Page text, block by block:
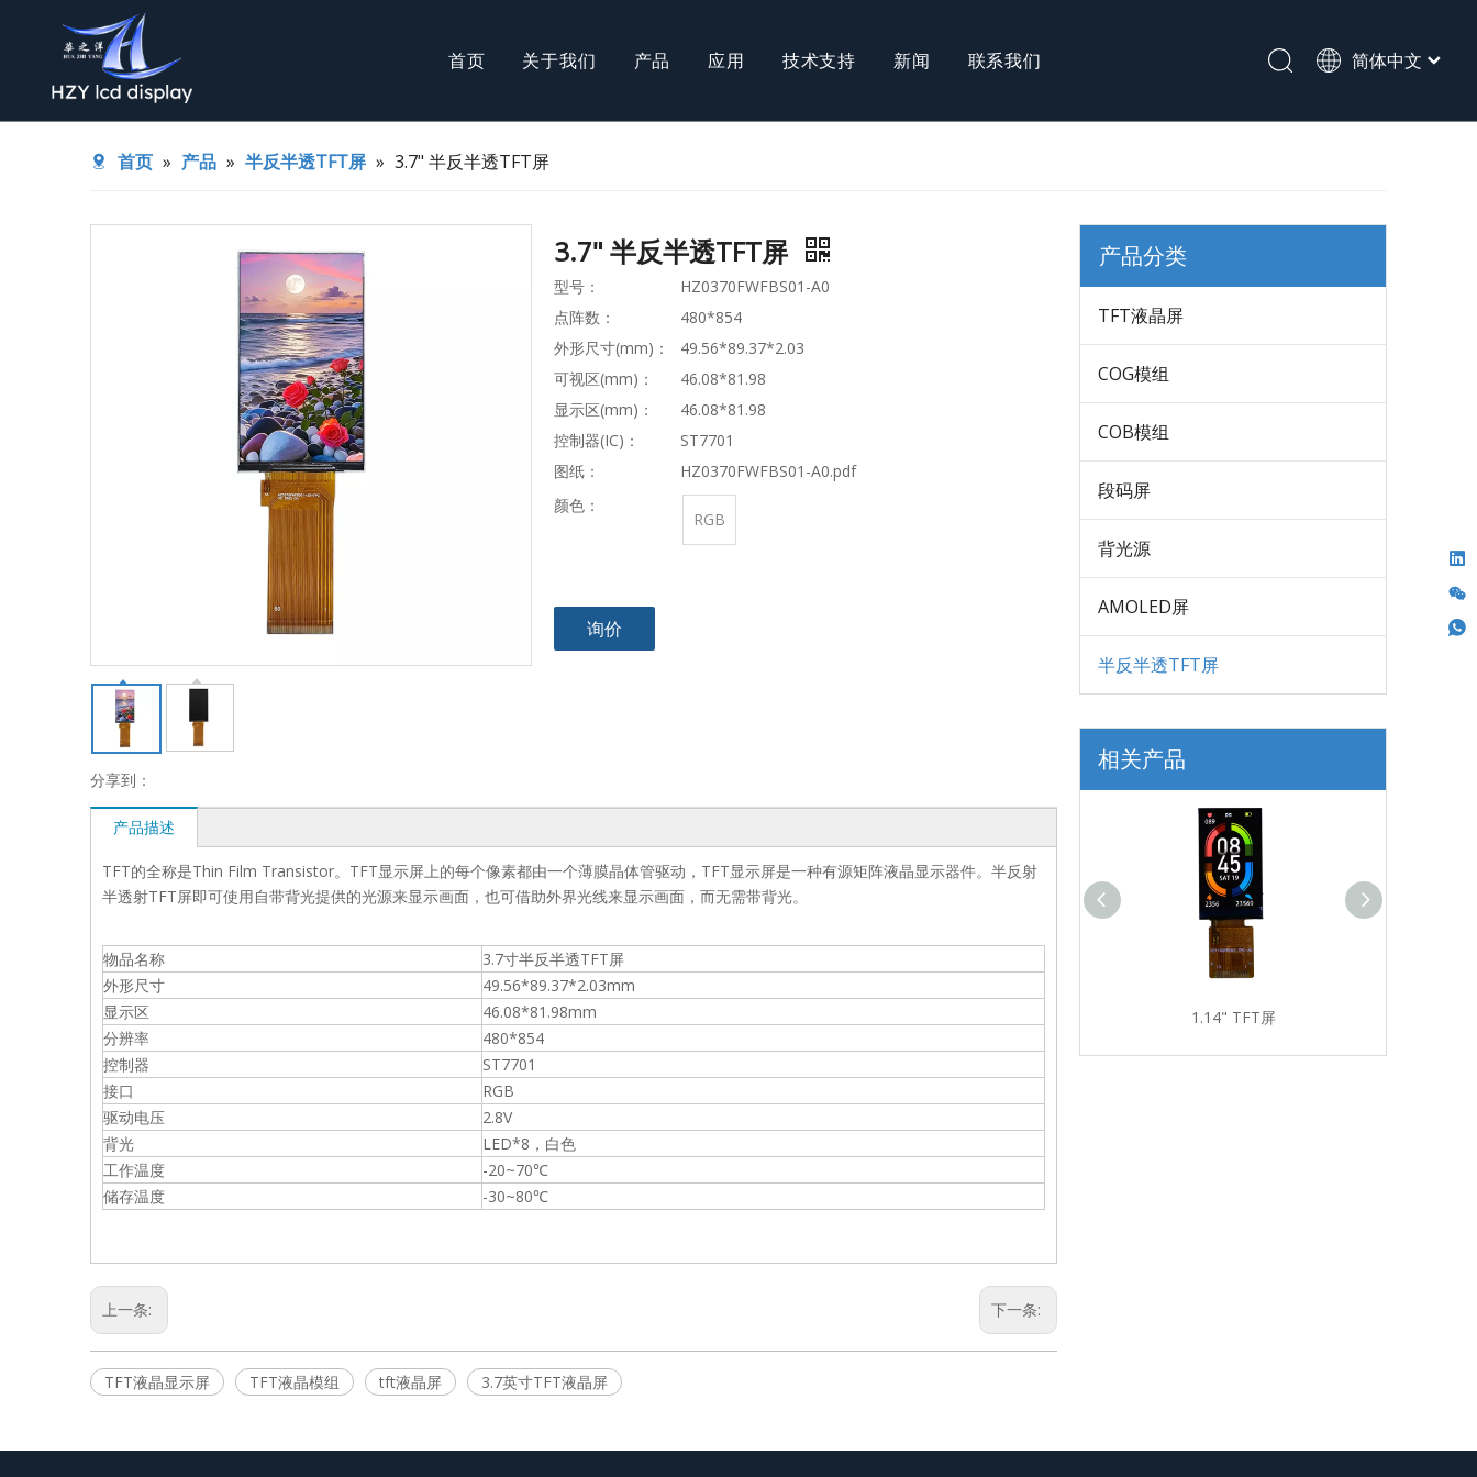
首页 关于我们 产品 应用 技术支持 新闻 联系我们 简体中文
首页 » 产品 » 半反半透TFT屏 » 3.7" 半反半透TFT屏
分享到：
3.7" 半反半透TFT屏
型号：
HZ0370FWFBS01-A0
点阵数：
480*854
外形尺寸(mm)：
49.56*89.37*2.03
可视区(mm)：
46.08*81.98
显示区(mm)：
46.08*81.98
控制器(IC)：
ST7701
图纸：
HZ0370FWFBS01-A0.pdf
颜色：
RGB
询价
产品描述
TFT的全称是Thin Film Transistor。TFT显示屏上的每个像素都由一个薄膜晶体管驱动，TFT显示屏是一种有源矩阵液晶显示器件。半反射
半透射TFT屏即可使用自带背光提供的光源来显示画面，也可借助外界光线来显示画面，而无需带背光。
物品名称
3.7寸半反半透TFT屏
外形尺寸
49.56*89.37*2.03mm
显示区
46.08*81.98mm
分辨率
480*854
控制器
ST7701
接口
RGB
驱动电压
2.8V
背光
LED*8，白色
工作温度
-20~70℃
储存温度
-30~80℃
上一条: 下一条:
TFT液晶显示屏 TFT液晶模组 tft液晶屏 3.7英寸TFT液晶屏
产品分类
TFT液晶屏
COG模组
COB模组
段码屏
背光源
AMOLED屏
半反半透TFT屏
相关产品
1.14" TFT屏